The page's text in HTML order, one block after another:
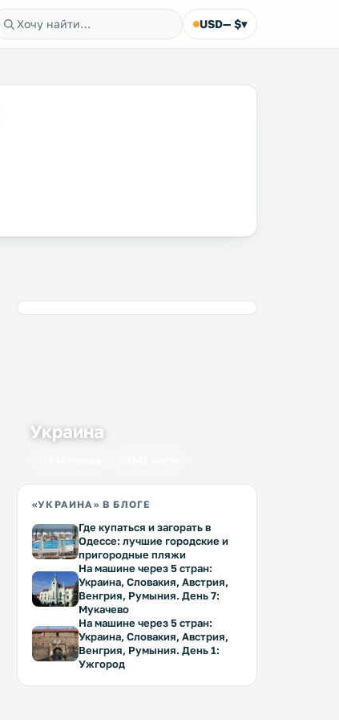
USD— $▾
Украина
«УКРАИНА» В БЛОГЕ
Где купаться и загорать в
Одессе: лучшие городские и
пригородные пляжи
На машине через 5 стран:
Украина, Словакия, Австрия,
Венгрия, Румыния. День 7:
Мукачево
На машине через 5 стран:
Украина, Словакия, Австрия,
Венгрия, Румыния. День 1:
Ужгород